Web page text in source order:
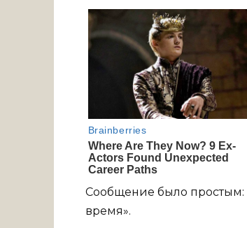
Сообщение было простым:
время».